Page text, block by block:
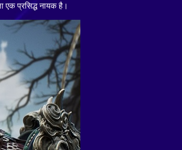
एक प्रसिद्ध नायक है।